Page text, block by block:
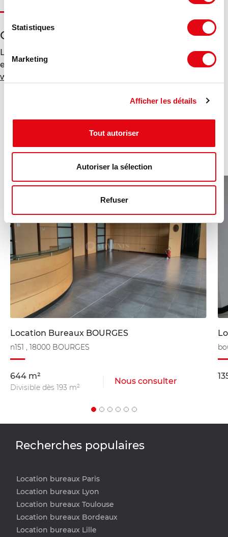
Statistiques
Marketing
Afficher les détails
Tout autoriser
Autoriser la sélection
Refuser
Géorisques
Les informations sur les risques auxquels ce bien est
exposé sont disponibles sur le site Géorisques :
www.georisques.gouv.fr
Location Bureaux BOURGES
n151 , 18000 BOURGES
644 m²
Divisible dès 193 m²
Nous consulter
Recherches populaires
Location bureaux Paris
Location bureaux Lyon
Location bureaux Toulouse
Location bureaux Bordeaux
Location bureaux Lille